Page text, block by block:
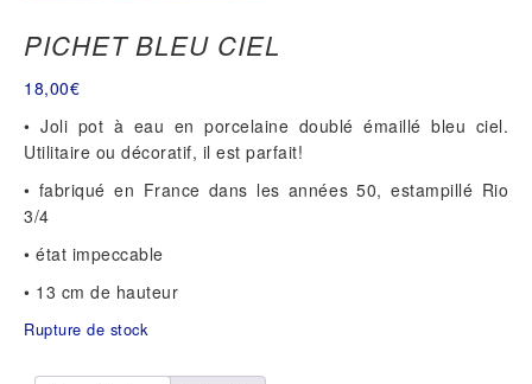
PICHET BLEU CIEL
18,00€
• Joli pot à eau en porcelaine doublé émaillé bleu ciel.
Utilitaire ou décoratif, il est parfait!
• fabriqué en France dans les années 50, estampillé Rio
3/4
• état impeccable
• 13 cm de hauteur
Rupture de stock